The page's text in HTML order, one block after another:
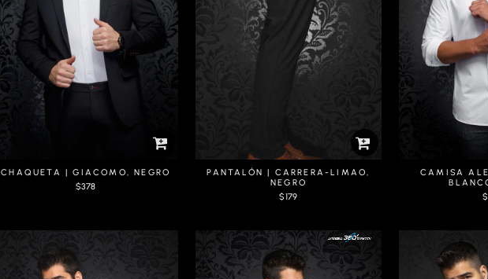
CHAQUETA | GIACOMO, NEGRO
$378
PANTALÓN | CARRERA-LIMAO,
NEGRO
$179
CAMISA